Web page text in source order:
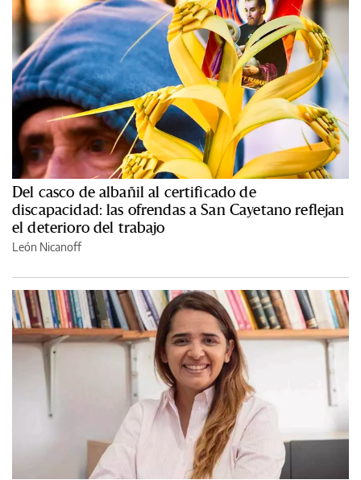
Del casco de albañil al certificado de
discapacidad: las ofrendas a San Cayetano reflejan
el deterioro del trabajo
León Nicanoff